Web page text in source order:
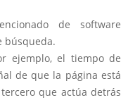
de software
búsqueda.
ejemplo, el tiempo de
de que la página está
que actúa detrás